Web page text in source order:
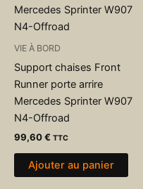
VIE À BORD
Support chaises Front
Runner porte arrire
Mercedes Sprinter W907
N4-Offroad
99,60€ TTC
Ajouter au panier